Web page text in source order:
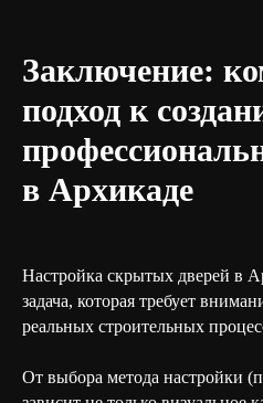
Заключение:
подход к
в Архикаде
Настройка скрытых дверей в
задача, которая требует
реальных строительных
От выбора метода настройки